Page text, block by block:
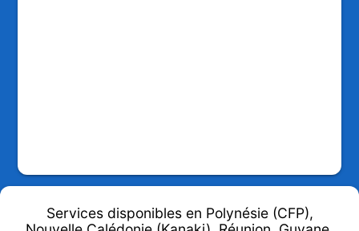
Services disponibles en Polynésie (CFP),